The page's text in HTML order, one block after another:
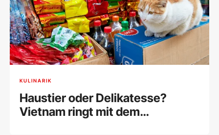
KULINARIK
Haustier oder Delikatesse?
Vietnam ringt mit dem